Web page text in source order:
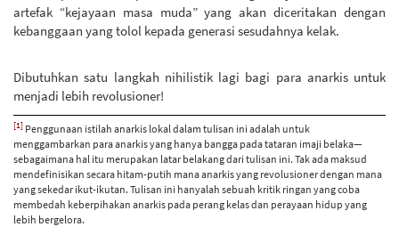
artefak “kejayaan masa muda” yang akan diceritakan dengan
kebanggaan yang tolol kepada generasi sesudahnya kelak.
Dibutuhkan satu langkah nihilistik lagi bagi para anarkis untuk
menjadi lebih revolusioner!
[1] Penggunaan istilah anarkis lokal dalam tulisan ini adalah untuk
menggambarkan para anarkis yang hanya bangga pada tataran imaji belaka—
sebagaimana hal itu merupakan latar belakang dari tulisan ini. Tak ada maksud
mendefinisikan secara hitam-putih mana anarkis yang revolusioner dengan mana
yang sekedar ikut-ikutan. Tulisan ini hanyalah sebuah kritik ringan yang coba
membedah keberpihakan anarkis pada perang kelas dan perayaan hidup yang
lebih bergelora.